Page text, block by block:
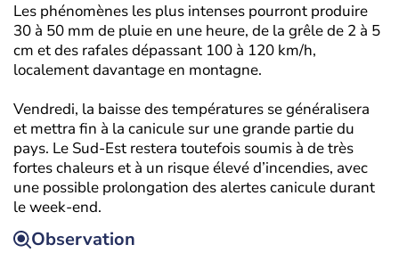
Les phénomènes les plus intenses pourront produire
30 à 50 mm de pluie en une heure, de la grêle de 2 à 5
cm et des rafales dépassant 100 à 120 km/h,
localement davantage en montagne.
Vendredi, la baisse des températures se généralisera
et mettra fin à la canicule sur une grande partie du
pays. Le Sud-Est restera toutefois soumis à de très
fortes chaleurs et à un risque élevé d’incendies, avec
une possible prolongation des alertes canicule durant
le week-end.
Observation